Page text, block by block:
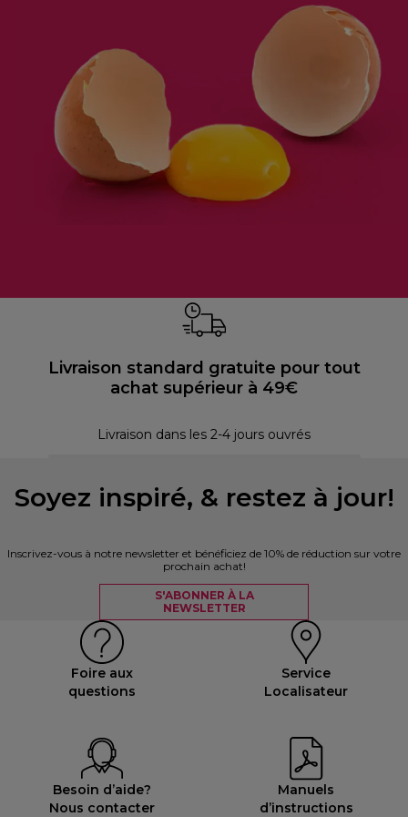
Livraison standard gratuite pour tout
achat supérieur à 49€
Livraison dans les 2-4 jours ouvrés
Soyez inspiré, & restez à jour!
Inscrivez-vous à notre newsletter et bénéficiez de 10% de réduction sur votre
prochain achat!
S'ABONNER À LA
NEWSLETTER
Foire aux
questions
Service
Localisateur
Besoin d’aide?
Nous contacter
Manuels
d’instructions